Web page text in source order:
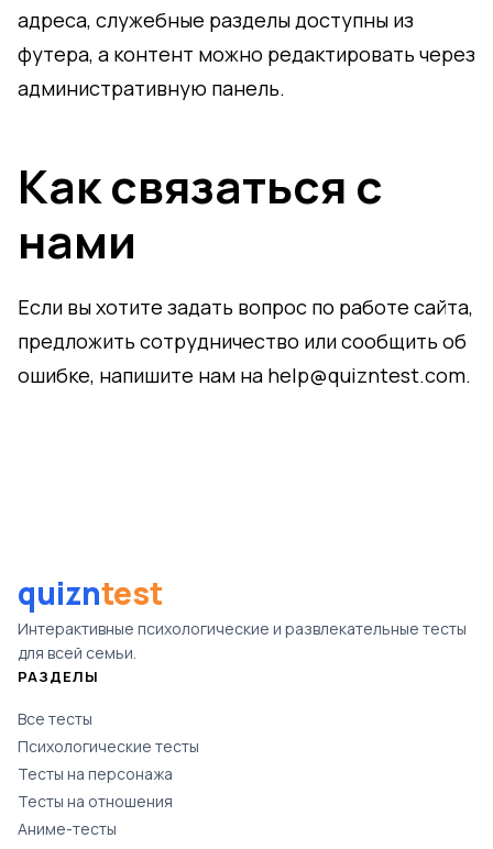
адреса, служебные разделы доступны из
футера, а контент можно редактировать через
административную панель.
Как связаться с
нами
Если вы хотите задать вопрос по работе сайта,
предложить сотрудничество или сообщить об
ошибке, напишите нам на help@quizntest.com.
quizntest
Интерактивные психологические и развлекательные тесты
для всей семьи.
РАЗДЕЛЫ
Все тесты
Психологические тесты
Тесты на персонажа
Тесты на отношения
Аниме-тесты